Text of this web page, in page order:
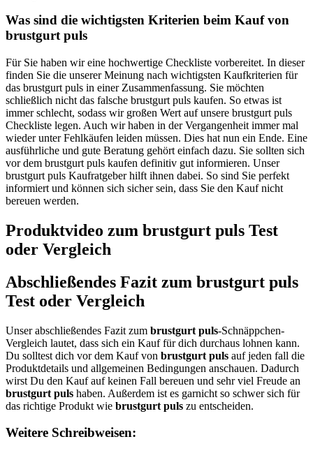
Was sind die wichtigsten Kriterien beim Kauf von
brustgurt puls
Für Sie haben wir eine hochwertige Checkliste vorbereitet. In dieser
finden Sie die unserer Meinung nach wichtigsten Kaufkriterien für
das brustgurt puls in einer Zusammenfassung. Sie möchten
schließlich nicht das falsche brustgurt puls kaufen. So etwas ist
immer schlecht, sodass wir großen Wert auf unsere brustgurt puls
Checkliste legen. Auch wir haben in der Vergangenheit immer mal
wieder unter Fehlkäufen leiden müssen. Dies hat nun ein Ende. Eine
ausführliche und gute Beratung gehört einfach dazu. Sie sollten sich
vor dem brustgurt puls kaufen definitiv gut informieren. Unser
brustgurt puls Kaufratgeber hilft ihnen dabei. So sind Sie perfekt
informiert und können sich sicher sein, dass Sie den Kauf nicht
bereuen werden.
Produktvideo zum brustgurt puls Test
oder Vergleich
Abschließendes Fazit zum brustgurt puls
Test oder Vergleich
Unser abschließendes Fazit zum brustgurt puls-Schnäppchen-
Vergleich lautet, dass sich ein Kauf für dich durchaus lohnen kann.
Du solltest dich vor dem Kauf von brustgurt puls auf jeden fall die
Produktdetails und allgemeinen Bedingungen anschauen. Dadurch
wirst Du den Kauf auf keinen Fall bereuen und sehr viel Freude an
brustgurt puls haben. Außerdem ist es garnicht so schwer sich für
das richtige Produkt wie brustgurt puls zu entscheiden.
Weitere Schreibweisen: